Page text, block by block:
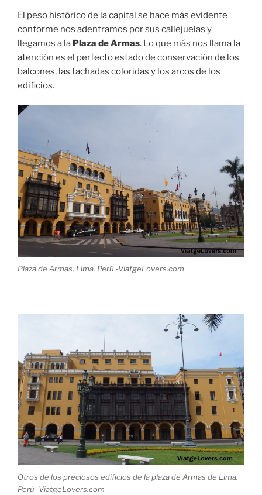
El peso histórico de la capital se hace más evidente
conforme nos adentramos por sus callejuelas y
llegamos a la Plaza de Armas. Lo que más nos llama la
atención es el perfecto estado de conservación de los
balcones, las fachadas coloridas y los arcos de los
edificios.
Plaza de Armas, Lima. Perú -ViatgeLovers.com
Otros de los preciosos edificios de la plaza de Armas de Lima.
Perú -ViatgeLovers.com